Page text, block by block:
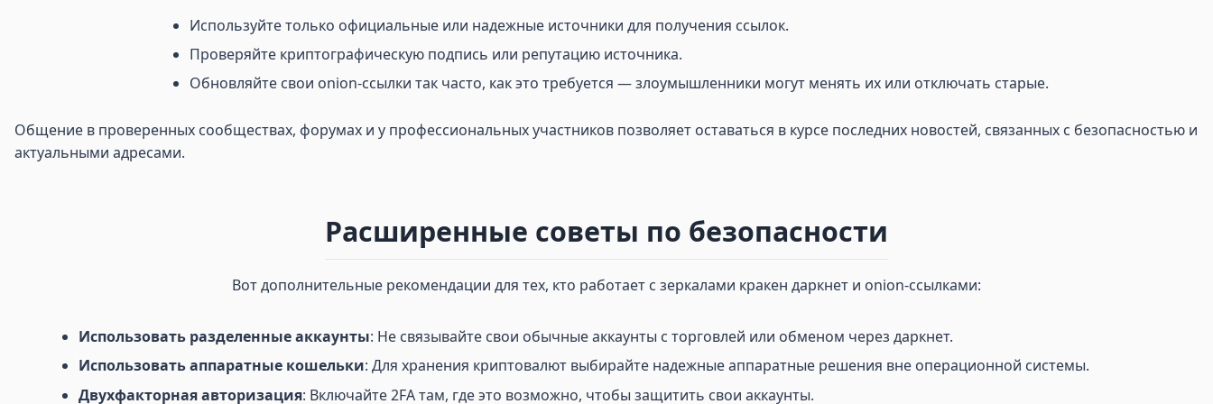
Используйте только официальные или надежные источники для получения ссылок.
Проверяйте криптографическую подпись или репутацию источника.
Обновляйте свои onion-ссылки так часто, как это требуется — злоумышленники могут менять их или отключать старые.
Общение в проверенных сообществах, форумах и у профессиональных участников позволяет оставаться в курсе последних новостей, связанных с безопасностью и
актуальными адресами.
Расширенные советы по безопасности
Вот дополнительные рекомендации для тех, кто работает с зеркалами кракен даркнет и onion-ссылками:
Использовать разделенные аккаунты: Не связывайте свои обычные аккаунты с торговлей или обменом через даркнет.
Использовать аппаратные кошельки: Для хранения криптовалют выбирайте надежные аппаратные решения вне операционной системы.
Двухфакторная авторизация: Включайте 2FA там, где это возможно, чтобы защитить свои аккаунты.